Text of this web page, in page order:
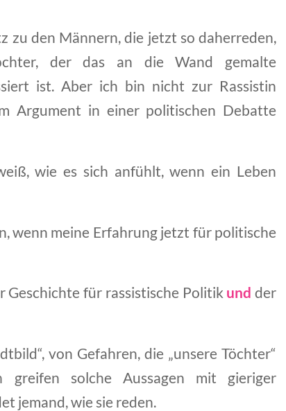
zu den Männern, die jetzt so daherreden,
der das an die Wand gemalte
ist. Aber ich bin nicht zur Rassistin
Argument in einer politischen Debatte
wie es sich anfühlt, wenn ein Leben
wenn meine Erfahrung jetzt für politische
Geschichte für rassistische Politik und der
von Gefahren, die „unsere Töchter“
greifen solche Aussagen mit gieriger
jemand, wie sie reden.